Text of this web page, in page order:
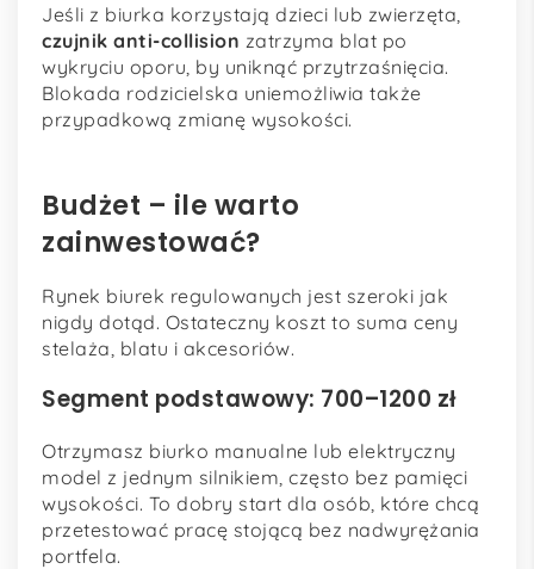
Jeśli z biurka korzystają dzieci lub zwierzęta,
czujnik anti-collision zatrzyma blat po
wykryciu oporu, by uniknąć przytrzaśnięcia.
Blokada rodzicielska uniemożliwia także
przypadkową zmianę wysokości.
Budżet – ile warto
zainwestować?
Rynek biurek regulowanych jest szeroki jak
nigdy dotąd. Ostateczny koszt to suma ceny
stelaża, blatu i akcesoriów.
Segment podstawowy: 700–1200 zł
Otrzymasz biurko manualne lub elektryczny
model z jednym silnikiem, często bez pamięci
wysokości. To dobry start dla osób, które chcą
przetestować pracę stojącą bez nadwyrężania
portfela.